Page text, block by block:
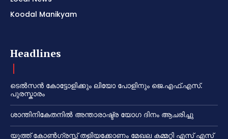
Koodal Manikyam
Headlines
ടെൽസൻ കോട്ടോളിക്കും ലിയോ പോളിനും ജെ.എഫ്.എസ്.
പുരസ്കാരം
ശാന്തിനികേതനിൽ അന്താരാഷ്ട്ര യോഗ ദിനം ആചരിച്ചു
യൂത്ത് കോൺഗ്രസ്സ് തളിയക്കോണം മേഖല കമ്മറ്റി എസ് എസ്